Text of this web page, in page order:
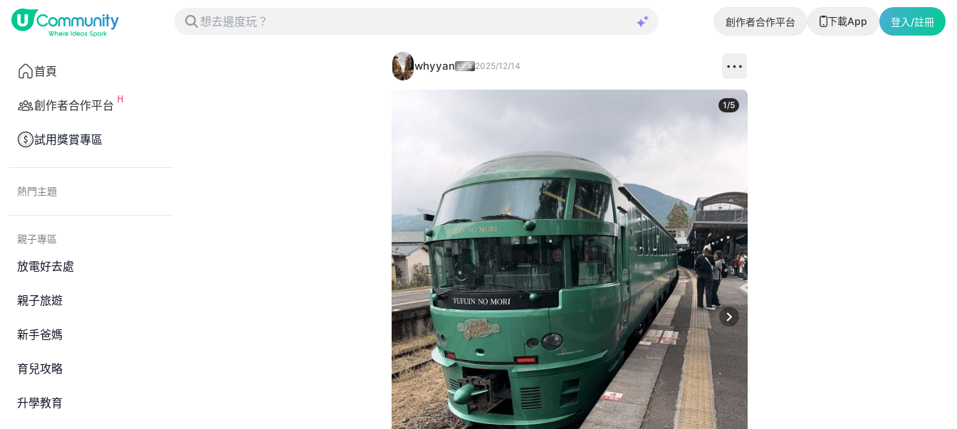
創作者合作平台 下載App 登入/註冊
首頁
創作者合作平台
試用獎賞專區
熱門主題
親子專區
放電好去處
親子旅遊
新手爸媽
育兒攻略
升學教育
whyyan 2025/12/14
Next slide
1/5